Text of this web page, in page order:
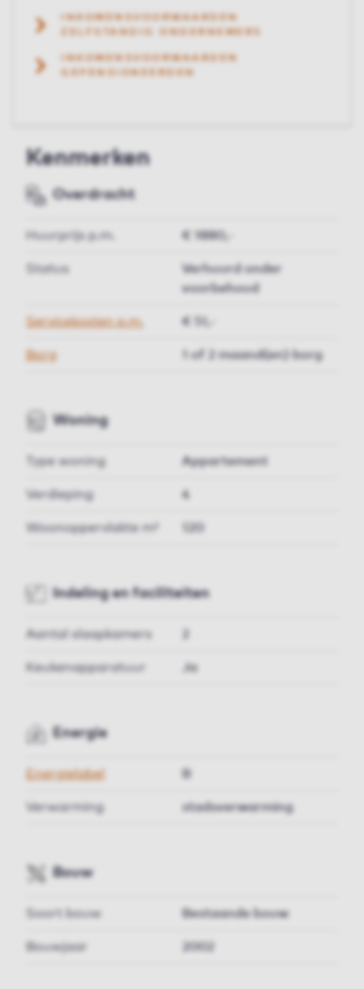
INKOMENSVOORWAARDEN
ZELFSTANDIG ONDERNEMERS
INKOMENSVOORWAARDEN
GEPENSIONEERDEN
Kenmerken
Overdracht
Huurprijs p.m. € 1880,-
Status
Verhuurd onder
voorbehoud
Servicekosten p.m. € 51,-
Borg 1 of 2 maand(en) borg
Woning
Type woning Appartement
Verdieping 4
Woonoppervlakte m²
Indeling en faciliteiten
Aantal slaapkamers
Keukenapparatuur Ja
Energie
Energielabel
Verwarming stadsverwarming
Bouw
Soort bouw Bestaande bouw
Bouwjaar 2002